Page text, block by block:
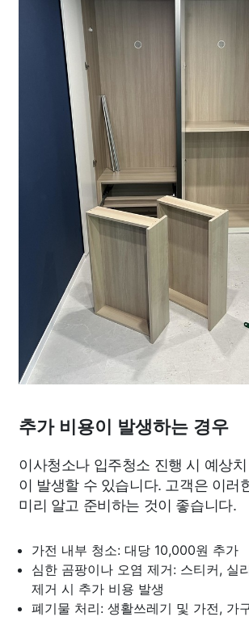
추가 비용이 발생하는 경우
이사청소나 입주청소 진행 시 예상
이 발생할 수 있습니다. 고객은 이러
미리 알고 준비하는 것이 좋습니다.
가전 내부 청소: 대당 10,000원 추가
심한 곰팡이나 오염 제거: 스티커, 실
제거 시 추가 비용 발생
폐기물 처리: 생활쓰레기 및 가전, 가